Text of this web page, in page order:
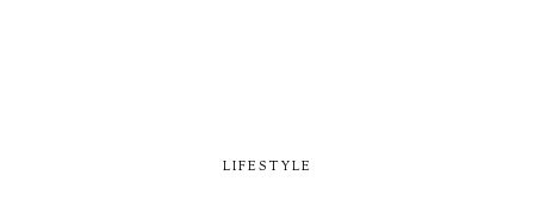
LIFESTYLE